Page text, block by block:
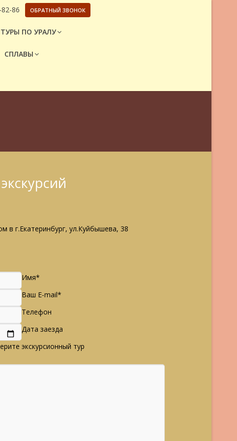
86 ОБРАТНЫЙ ЗВОНОК
ПО УРАЛУ
СПЛАВЫ
в г.Екатеринбург, ул.Куйбышева, 38
Имя*
Ваш E-mail*
Телефон
Дата заезда
экскурсионный тур